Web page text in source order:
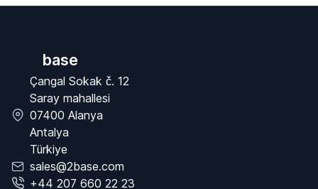
base
Çangal Sokak č. 12
Saray mahallesi
07400 Alanya
Antalya
Türkiye
sales@2base.com
+44 207 660 22 23